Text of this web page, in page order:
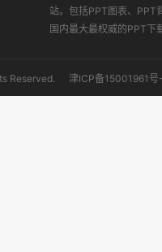
站。包括PPT图表、PPT
国内最大最权威的PPT下
Reserved. 津ICP备15001961号